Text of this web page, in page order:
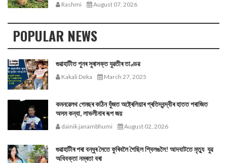
Rashmi August 07, 2026
POPULAR NEWS
গুৱাহাটীত পুনৰ সুৰাসক্ত যুৱতীৰ তাণ্ডৱ
Kakali Deka March 27, 2025
কমনৱেলথ গেমছৰ কঠিন যুঁজত অষ্ট্ৰেলিয়াৰ প্ৰতিদ্বন্দ্বীৰ হাতত পৰাজিত
অসম কন্যা, লাভলীনাৰ ৰূপ জয়
dainik janambhumi August 02, 2026
গুৱাহাটীৰ পৰা বন্ধুৰ সৈতে ফুৰিবলৈ গৈছিল শ্বিলঙলৈ! আদবাটতে মৃত্যু যুৱ
অধিবক্তা নম্ৰতা বৰা